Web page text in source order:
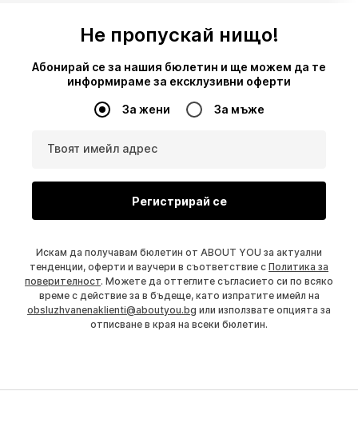
Не пропускай нищо!
Абонирай се за нашия бюлетин и ще можем да те
информираме за ексклузивни оферти
За жени За мъже
Твоят имейл адрес
Регистрирай се
Искам да получавам бюлетин от ABOUT YOU за актуални
тенденции, оферти и ваучери в съответствие с Политика за
поверителност. Можете да оттеглите съгласието си по всяко
време с действие за в бъдеще, като изпратите имейл на
obsluzhvanenaklienti@aboutyou.bg или използвате опцията за
отписване в края на всеки бюлетин.